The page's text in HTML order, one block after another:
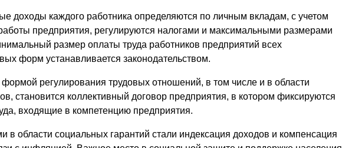
доходы каждого работника определяются по личным вкладам, с учетом
предприятия, регулируются налогами и максимальными размерами
размер оплаты труда работников предприятий всех
форм устанавливается законодательством.
регулирования трудовых отношений, в том числе и в области
становится коллективный договор предприятия, в котором фиксируются
входящие в компетенцию предприятия.
области социальных гарантий стали индексация доходов и компенсация